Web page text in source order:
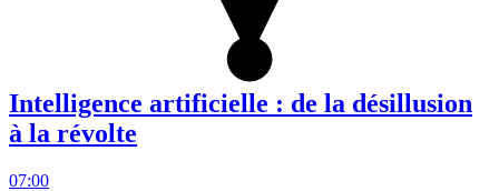
Intelligence artificielle : de la désillusion
à la révolte
07:00